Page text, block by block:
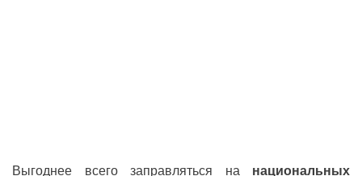
Выгоднее всего заправляться на национальных